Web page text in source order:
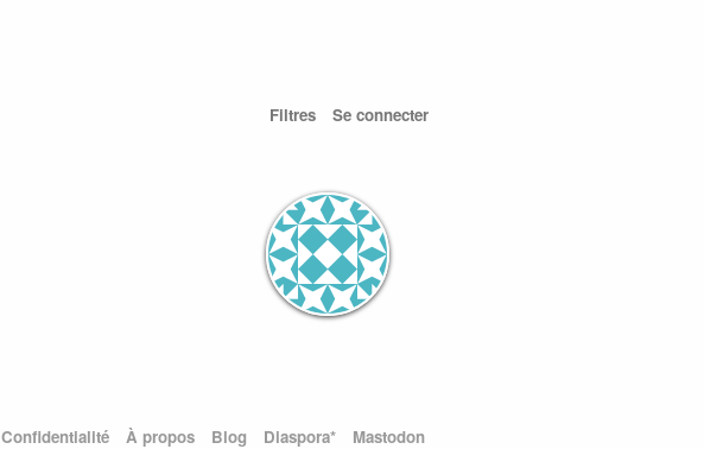
Filtres Se connecter
Confidentialité À propos Blog Diaspora* Mastodon